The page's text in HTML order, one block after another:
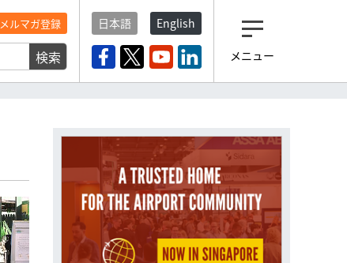
メルマガ登録
検索
日本語 English
メニュー
観光産業ニュース「トラベ
登録済みですよね？
もし未だ登録していないなら…
いますぐ登録する